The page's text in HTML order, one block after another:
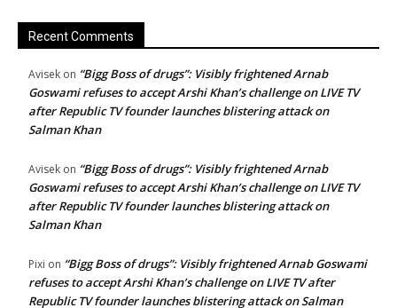
Recent Comments
Avisek on “Bigg Boss of drugs”: Visibly frightened Arnab
Goswami refuses to accept Arshi Khan’s challenge on LIVE TV
after Republic TV founder launches blistering attack on
Salman Khan
Avisek on “Bigg Boss of drugs”: Visibly frightened Arnab
Goswami refuses to accept Arshi Khan’s challenge on LIVE TV
after Republic TV founder launches blistering attack on
Salman Khan
Pixi on “Bigg Boss of drugs”: Visibly frightened Arnab Goswami
refuses to accept Arshi Khan’s challenge on LIVE TV after
Republic TV founder launches blistering attack on Salman